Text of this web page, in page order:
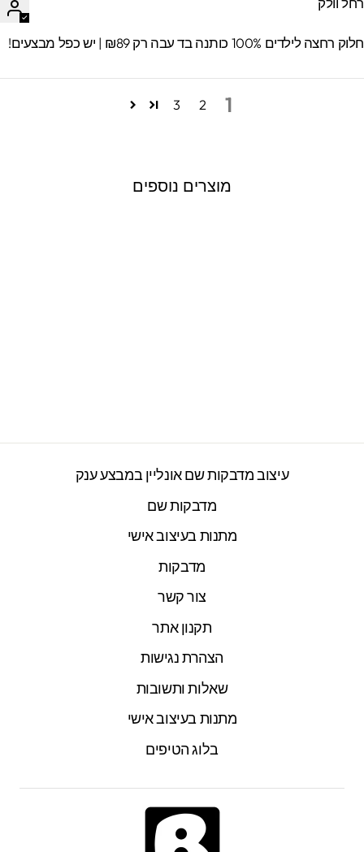
רחצה לילדים 100% כותנה בד עבה רק ₪89 | יש כפל מבצעים!
1
2
3
מוצרים נוספים
עיצוב מדבקות שם אונליין במבצע ענק
מדבקות שם
מתנות בעיצוב אישי
מדבקות
צור קשר
תקנון אתר
הצהרת נגישות
שאלות ותשובות
מתנות בעיצוב אישי
בלוג הטיפים